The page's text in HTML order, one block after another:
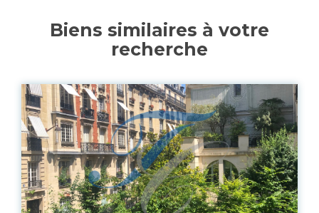
Biens similaires à votre
recherche